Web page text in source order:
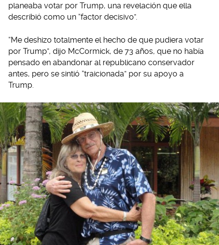
planeaba votar por Trump, una revelación que ella
describió como un “factor decisivo”.
“Me deshizo totalmente el hecho de que pudiera votar
por Trump”, dijo McCormick, de 73 años, que no había
pensado en abandonar al republicano conservador
antes, pero se sintió “traicionada” por su apoyo a
Trump.